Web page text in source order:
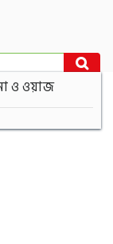
ও ওয়াজ